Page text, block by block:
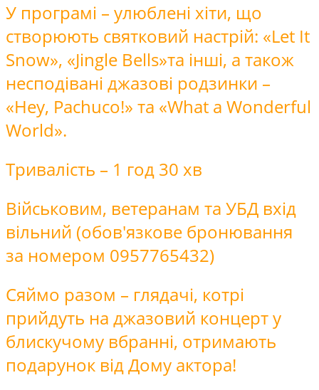
У програмі – улюблені хіти, що
створюють святковий настрій: «Let It
Snow», «Jingle Bells»та інші, а також
несподівані джазові родзинки –
«Hey, Pachuco!» та «What a Wonderful
World».
Тривалість – 1 год 30 хв
Військовим, ветеранам та УБД вхід
вільний (обов'язкове бронювання
за номером 0957765432)
Сяймо разом – глядачі, котрі
прийдуть на джазовий концерт у
блискучому вбранні, отримають
подарунок від Дому актора!